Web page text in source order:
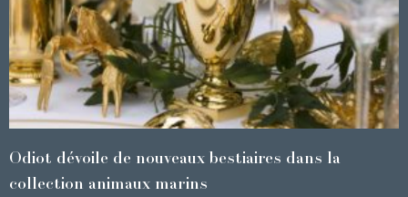
Odiot dévoile de nouveaux bestiaires dans la
collection animaux marins